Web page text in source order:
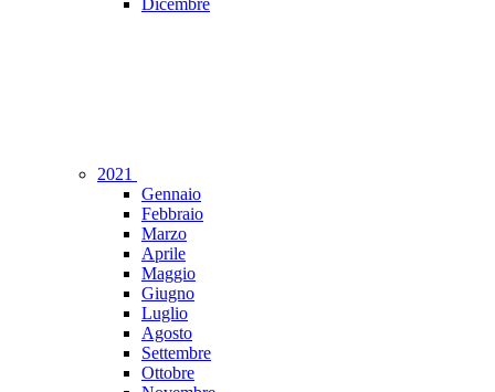
Dicembre
2021
Gennaio
Febbraio
Marzo
Aprile
Maggio
Giugno
Luglio
Agosto
Settembre
Ottobre